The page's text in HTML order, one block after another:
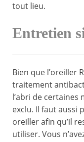
tout lieu.
Entretien
Bien que l’oreiller
traitement
l’abri de certaines
exclu. Il faut aussi
oreiller afin qu’il
utiliser. Vous